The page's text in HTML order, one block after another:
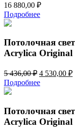
16 880,00 ₽
Подробнее
Потолочная
Acrylica Original
5 436,00₽
цена
составляла
4 530,00 ₽
Подробнее
Потолочная
Acrylica Original